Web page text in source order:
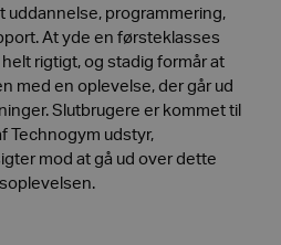
programmering,
At yde en førsteklasses
rigtigt, og stadig formår at
med en oplevelse, der går ud
Slutbrugere er kommet til
Technogym udstyr,
mod at gå ud over dette